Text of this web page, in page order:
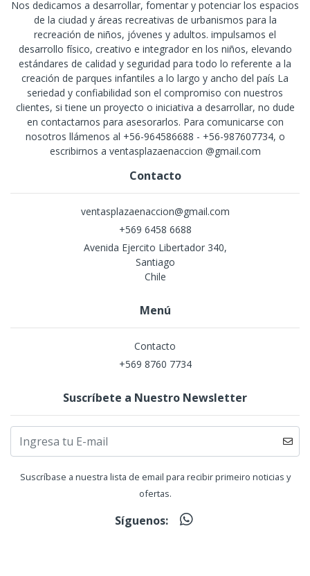
Nos dedicamos a desarrollar, fomentar y potenciar los espacios
de la ciudad y áreas recreativas de urbanismos para la
recreación de niños, jóvenes y adultos. impulsamos el
desarrollo físico, creativo e integrador en los niños, elevando
estándares de calidad y seguridad para todo lo referente a la
creación de parques infantiles a lo largo y ancho del país La
seriedad y confiabilidad son el compromiso con nuestros
clientes, si tiene un proyecto o iniciativa a desarrollar, no dude
en contactarnos para asesorarlos. Para comunicarse con
nosotros llámenos al +56-964586688 - +56-987607734, o
escribirnos a ventasplazaenaccion @gmail.com
Contacto
ventasplazaenaccion@gmail.com
+569 6458 6688
Avenida Ejercito Libertador 340,
Santiago
Chile
Menú
Contacto
+569 8760 7734
Suscríbete a Nuestro Newsletter
Suscríbase a nuestra lista de email para recibir primeiro noticias y
ofertas.
Síguenos: